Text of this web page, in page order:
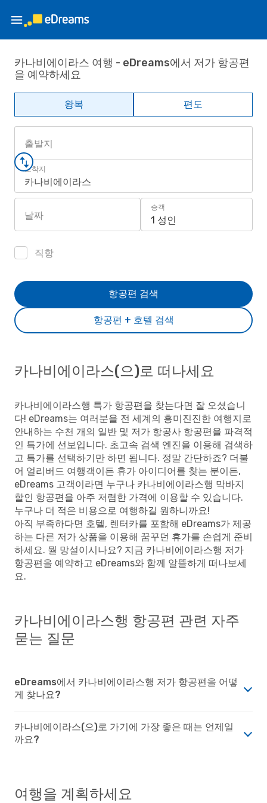
카나비에이라스 여행 - eDreams에서 저가 항공편
을 예약하세요
왕복 편도
출발지
도착지
카나비에이라스
날짜
승객
1 성인
직항
항공편 + 호텔 검색
항공편 검색
카나비에이라스(으)로 떠나세요
카나비에이라스행 특가 항공편을 찾는다면 잘 오셨습니
다! eDreams는 여러분을 전 세계의 흥미진진한 여행지로
안내하는 수천 개의 일반 및 저가 항공사 항공편을 파격적
인 특가에 선보입니다. 초고속 검색 엔진을 이용해 검색하
고 특가를 선택하기만 하면 됩니다. 정말 간단하죠? 더불
어 얼리버드 여행객이든 휴가 아이디어를 찾는 분이든,
eDreams 고객이라면 누구나 카나비에이라스행 막바지
할인 항공편을 아주 저렴한 가격에 이용할 수 있습니다.
누구나 더 적은 비용으로 여행하길 원하니까요!
아직 부족하다면 호텔, 렌터카를 포함해 eDreams가 제공
하는 다른 저가 상품을 이용해 꿈꾸던 휴가를 손쉽게 준비
하세요. 뭘 망설이시나요? 지금 카나비에이라스행 저가
항공편을 예약하고 eDreams와 함께 알뜰하게 떠나보세
요.
카나비에이라스행 항공편 관련 자주
묻는 질문
eDreams에서 카나비에이라스행 저가 항공편을 어떻
게 찾나요?
카나비에이라스(으)로 가기에 가장 좋은 때는 언제일
까요?
여행을 계획하세요